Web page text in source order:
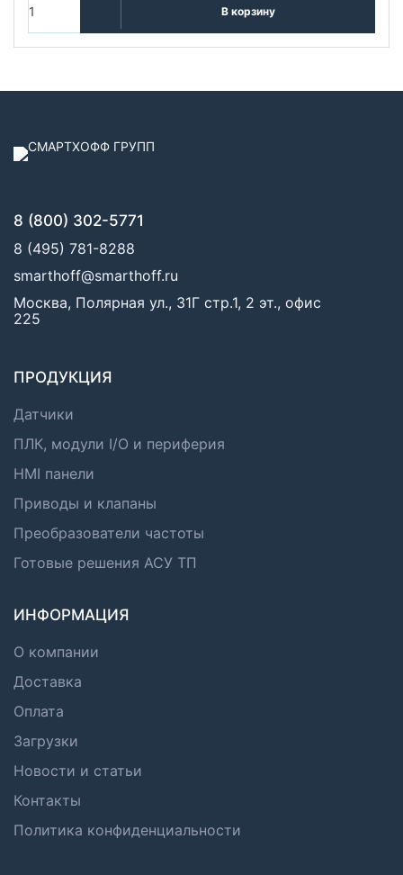
В корзину
8 (800) 302-5771
8 (495) 781-8288
smarthoff@smarthoff.ru
Москва, Полярная ул., 31Г стр.1, 2 эт., офис
225
ПРОДУКЦИЯ
Датчики
ПЛК, модули I/O и периферия
HMI панели
Приводы и клапаны
Преобразователи частоты
Готовые решения АСУ ТП
ИНФОРМАЦИЯ
О компании
Доставка
Оплата
Загрузки
Новости и статьи
Контакты
Политика конфиденциальности